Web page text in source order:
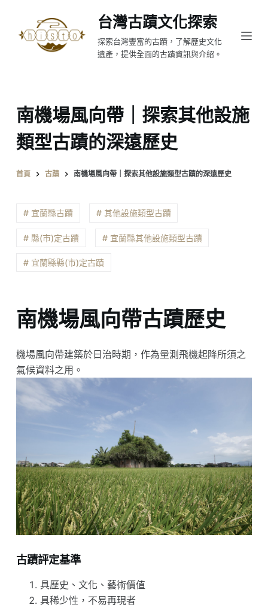
至
台灣古蹟文化探索
探索台灣豐富的古蹟，了解歷史文化
遺產，提供全面的古蹟資訊與介紹。
南機場風向帶｜探索其他設施
類型古蹟的深遠歷史
首頁 古蹟 南機場風向帶｜探索其他設施類型古蹟的深遠歷史
# 宜蘭縣古蹟 # 其他設施類型古蹟
# 縣(市)定古蹟 # 宜蘭縣其他設施類型古蹟
# 宜蘭縣縣(市)定古蹟
南機場風向帶古蹟歷史
機場風向帶建築於日治時期，作為量測飛機起降所須之
氣候資料之用。
古蹟評定基準
具歷史、文化、藝術價值
具稀少性，不易再現者